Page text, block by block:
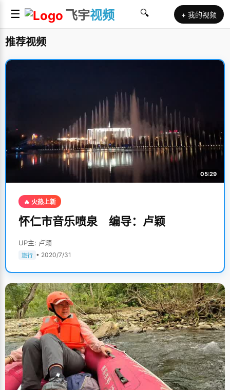
☰ 飞宇视频 🔍 + 我的视频
推荐视频
05:29
🔥 火热上新
怀仁市音乐喷泉 编导：卢颖
UP主: 卢颖
旅行 • 2020/7/31